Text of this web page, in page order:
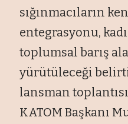
sığınmacıların
entegrasyonu,
toplumsal barış
yürütüleceği
lansman
KATOM Başkanı